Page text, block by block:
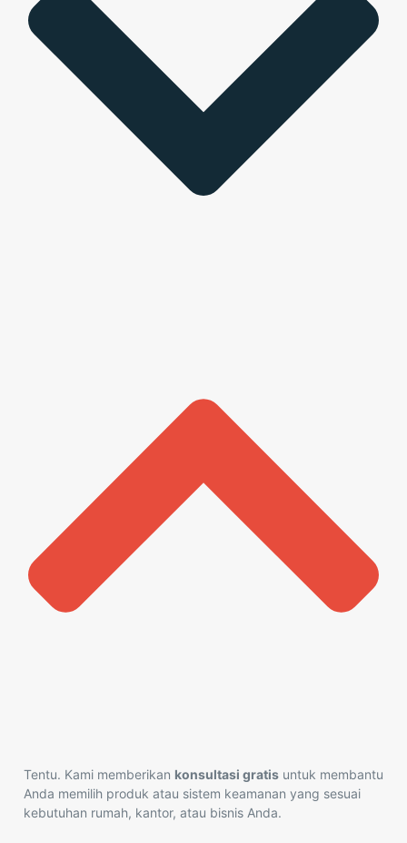
Tentu. Kami memberikan konsultasi gratis untuk membantu
Anda memilih produk atau sistem keamanan yang sesuai
kebutuhan rumah, kantor, atau bisnis Anda.